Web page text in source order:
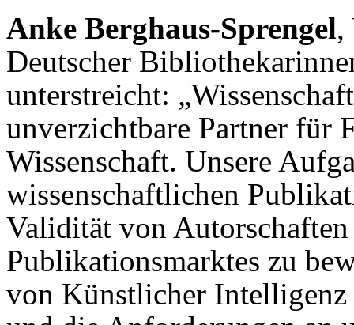
Anke Berghaus-Sprengel,
Deutscher
unterstreicht:
unverzichtbare Partner für
Wissenschaft. Unsere
wissenschaftlichen
Validität von
Publikationsmarktes zu
von Künstlicher Intelligenz